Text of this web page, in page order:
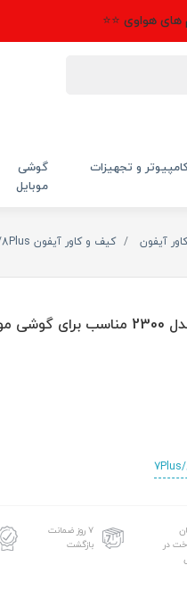
هواوی ⭐⭐
و تجهیزات
گوشی
موبایل
آیفون
کیف و کاور آیفون 7Plus/8Plus
کاور 360 درجه کوتیس مدل 2300 مناسب
در
۷ روز ضمانت
بازگشت